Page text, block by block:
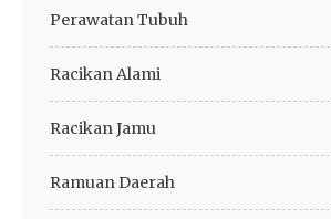
Perawatan Tubuh
Racikan Alami
Racikan Jamu
Ramuan Daerah